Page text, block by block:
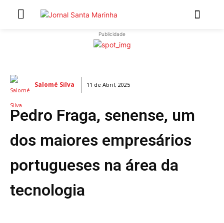
ARTIGOS DE OPINIÃO
Secções
MARCHAS POPULARES DE SÃO JOÃO 2026
NATAL NAS FREGUESIAS
ATUALIDADE
REGIÃO
Publicidade
Salomé Silva 11 de Abril, 2025
Pedro Fraga, senense, um
dos maiores empresários
portugueses na área da
tecnologia